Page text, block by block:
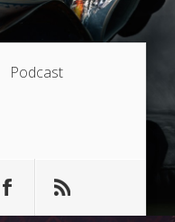
Podcast